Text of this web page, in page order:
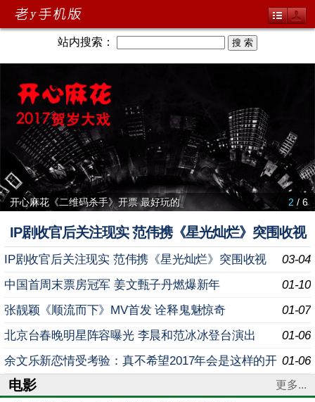
站内搜索：
开心麻花《二维码杀手》开票 最好玩的 2 / 6
IP剧收官后关注现实 范伟携《星光灿烂》突围收视
03-04
IP剧收官后关注现实 范伟携《星光灿烂》突围收视
01-10
中国首周末票房冠军 姜文甄子丹燃爆新年
01-07
张靓颖《顺流而下》MV首发 诠释鬼魅惊奇
01-06
北京台春晚明星阵容曝光 李晨和范冰冰登台演出
01-06
余文乐新恋情受考验：真不希望2017年会是这样的开
始
电影 更多...